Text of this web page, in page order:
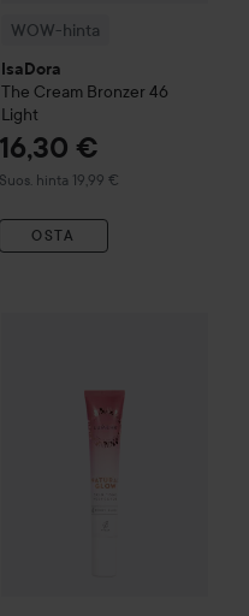
WOW-hinta
IsaDora
The Cream Bronzer 46
Light
16,30 €
Suos. hinta 19,99 €
Suositeltu hinta 19,99 €
OSTA